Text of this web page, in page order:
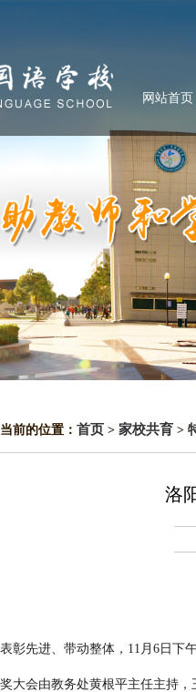
网站首页
前的位置： 首页 > 家校共育 >
洛
彰先进、带动整体，11月6日下
大会由教务处黄根平主任主持